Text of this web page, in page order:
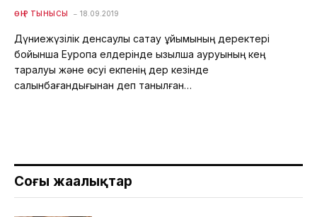
ӨҢІР ТЫНЫСЫ 18.09.2019
Дүниежүзілік денсаулық сақтау ұйымының деректері
бойынша Еуропа елдерінде қызылша ауруының кең
таралуы және өсуі екпенің дер кезінде
салынбағандығынан деп танылған…
Соңғы жаңалықтар